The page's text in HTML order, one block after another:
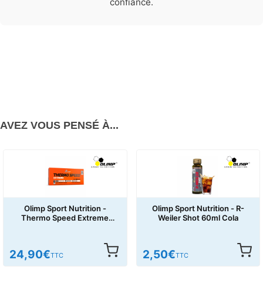
AVEZ VOUS PENSÉ À...
Olimp Sport Nutrition -
Thermo Speed Extreme
24,90€TTC
Olimp Sport Nutrition - R-
Weiler Shot 60ml Cola
2,50€TTC